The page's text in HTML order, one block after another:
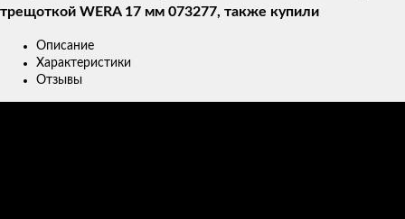
трещоткой WERA 17 мм 073277, также купили
Описание
Характеристики
Отзывы